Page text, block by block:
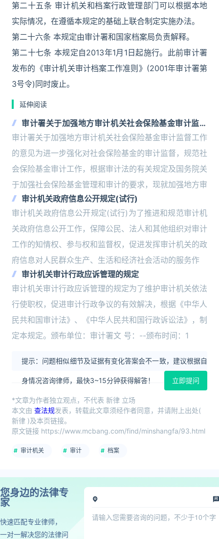
第二十五条 审计机关和档案行政管理部门可以根据本地
实际情况，在遵循本规定的基础上联合制定实施办法。
第二十六条 本规定由审计署和国家档案局负责解释。
第二十七条 本规定自2013年1月1日起施行。此前审计署
发布的《审计机关审计档案工作准则》(2001年审计署第
3号令)同时废止。
延伸阅读
审计署关于加强地方审计机关社会保险基金审计监督
工作的意见
审计署关于加强地方审计机关社会保险基金审计监督工作
的意见为进一步强化对社会保险基金的审计监督，规范社
会保险基金审计工作，根据审计法的有关规定及国务院关
于加强社会保险基金管理和审计的要求，现就加强地方审
审计机关政府信息公开规定(试行)
审计机关政府信息公开规定(试行)为了推进和规范审计机
关政府信息公开工作，保障公民、法人和其他组织对审计
工作的知情权、参与权和监督权，促进发挥审计机关的政
府信息对人民群众生产、生活和经济社会活动的服务作
审计机关审计行政应诉管理的规定
审计机关审计行政应诉管理的规定为了维护审计机关依法
行使职权，促进审计行政争议的有效解决，根据《中华人
民共和国审计法》、《中华人民共和国行政诉讼法》，制
定本规定。颁布单位：审计署文 号：--颁布时间：1
提示：问题相似细节及证据有变化答案会不一致，建议根据自
身情况咨询律师，最快3~15分钟获得解答！ 立即提问
*文章为作者独立观点，不代表 新律 立场
本文由 查法规发表，转载此文章须经作者同意，并请附上出处(
新律 )及本页链接。
原文链接 https://www.mcbang.com/find/minshangfa/93.html
审计机关 审计 档案
您身边的法律专
家
快速匹配专业律师，
一对一解决您的法律问